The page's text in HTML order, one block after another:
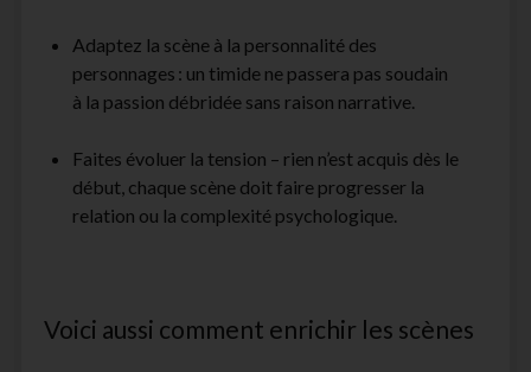
Adaptez la scène à la personnalité des
personnages : un timide ne passera pas soudain
à la passion débridée sans raison narrative.
Faites évoluer la tension – rien n’est acquis dès le
début, chaque scène doit faire progresser la
relation ou la complexité psychologique.
Voici aussi comment enrichir les scènes